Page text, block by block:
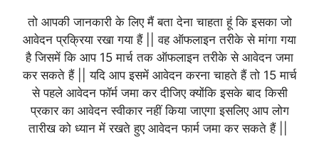
तो आपकी जानकारी के लिए मैं बता देना चाहता हूं कि इसका जो
आवेदन प्रक्रिया रखा गया हैं || वह ऑफलाइन तरीके से मांगा गया
है जिसमें कि आप 15 मार्च तक ऑफलाइन तरीके से आवेदन जमा
कर सकते हैं || यदि आप इसमें आवेदन करना चाहते हैं तो 15 मार्च
से पहले आवेदन फॉर्म जमा कर दीजिए क्योंकि इसके बाद किसी
प्रकार का आवेदन स्वीकार नहीं किया जाएगा इसलिए आप लोग
तारीख को ध्यान में रखते हुए आवेदन फार्म जमा कर सकते हैं ||